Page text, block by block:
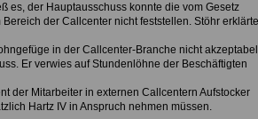
es, der Hauptausschuss konnte die vom Gesetz
der Callcenter nicht feststellen. Stöhr erklärte
in der Callcenter-Branche nicht akzeptabel
Er verwies auf Stundenlöhne der Beschäftigten
der Mitarbeiter in externen Callcentern Aufstocker
Hartz IV in Anspruch nehmen müssen.